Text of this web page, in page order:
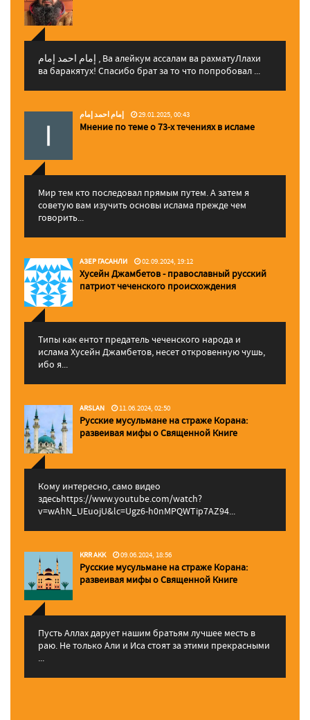
إمام احمد إمام , Ва алейкум ассалам ва рахматуЛлахи
ва баракятух! Спасибо брат за то что попробовал ...
إمام احمد إمام 29.01.2025, 00:43
Мнение по теме о 73-х течениях в исламе
Мир тем кто последовал прямым путем. А затем я
советую вам изучить основы ислама прежде чем
говорить...
АЗЕР ГАСАНЛИ 02.09.2024, 19:12
Хусейн Джамбетов - православный русский
патриот чеченского происхождения
Типы как ентот предатель чеченского народа и
ислама Хусейн Джамбетов, несет откровенную чушь,
ибо я...
ARSLAN 11.06.2024, 02:50
Русские мусульмане на страже Корана:
pазвеивая мифы о Священной Книге
Кому интересно, само видео
здесьhttps://www.youtube.com/watch?
v=wAhN_UEuojU&lc=Ugz6-h0nMPQWTip7AZ94...
KRR AKK 09.06.2024, 18:56
Русские мусульмане на страже Корана:
pазвеивая мифы о Священной Книге
Пусть Аллах дарует нашим братьям лучшее месть в
раю. Не только Али и Иса стоят за этими прекрасными
...